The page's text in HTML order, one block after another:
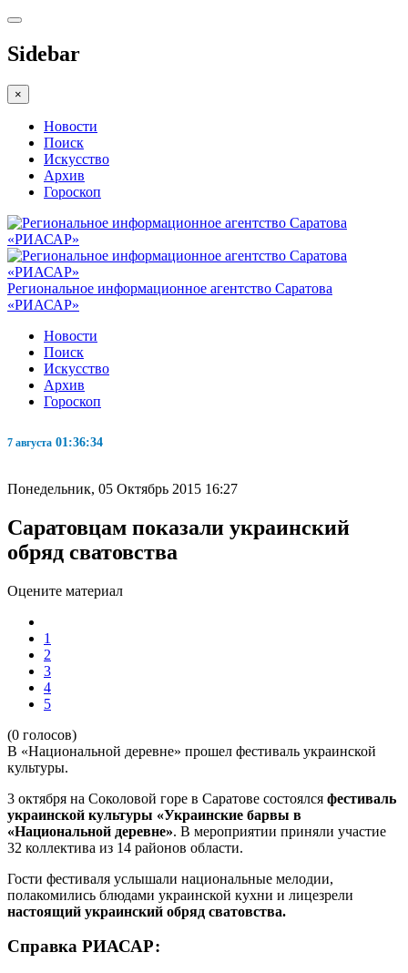
Sidebar
×
Новости
Поиск
Искусство
Архив
Гороскоп
Региональное информационное агентство Саратова
«РИАСАР»
Новости
Поиск
Искусство
Архив
Гороскоп
7 августа 01:36:34
Понедельник, 05 Октябрь 2015 16:27
Саратовцам показали украинский
обряд сватовства
Оцените материал
1
2
3
4
5
(0 голосов)
В «Национальной деревне» прошел фестиваль украинской
культуры.
3 октября на Соколовой горе в Саратове состоялся фестиваль
украинской культуры «Украинские барвы в
«Национальной деревне». В мероприятии приняли участие
32 коллектива из 14 районов области.
Гости фестиваля услышали национальные мелодии,
полакомились блюдами украинской кухни и лицезрели
настоящий украинский обряд сватовства.
Справка РИАСАР: